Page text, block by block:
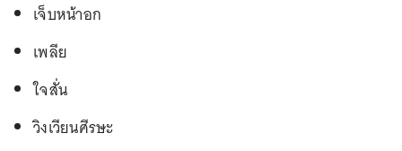
เจ็บหน้าอก
เพลีย
ใจสั่น
วิงเวียนศีรษะ